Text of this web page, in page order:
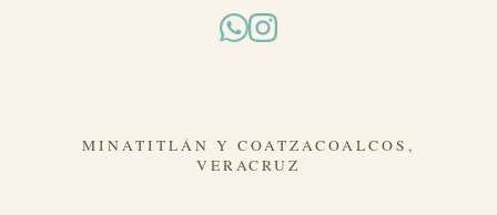
MINATITLÁN Y COATZACOALCOS,
VERACRUZ